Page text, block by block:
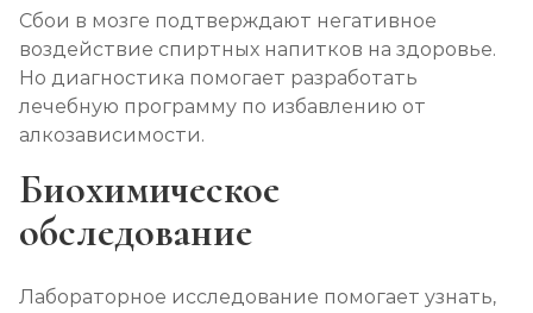
Лечение алкоголизма амбулаторно
от 1 500 ₽/сеанс Записаться
Лечение алкоголизма в стационаре (сутки)
Лечение пивного алкоголизма
Сбои в мозге подтверждают негативное
воздействие спиртных напитков на здоровье.
Но диагностика помогает разработать
лечебную программу по избавлению от
алкозависимости.
Биохимическое
обследование
Лабораторное исследование помогает узнать,